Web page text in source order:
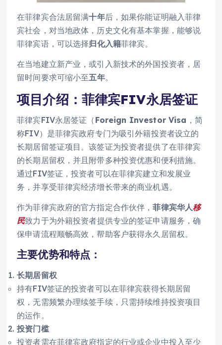
在菲律宾合法居留满十年后，如果你能证明融入菲律
宾社会，对当地政体，历史文化有基本掌握，能够说
菲律宾语，可以选择归化入籍菲律宾。
在当地建立新产业，或引入新技术的外国投资者，居
留时间要求可缩小至五年。
项目介绍：菲律宾FIV永居签证
菲律宾FIV永居签证（ Foreign Investor Visa ，简
称FIV）是菲律宾政府专门为吸引外籍投资者设立的
长期居留签证项目。该签证为投资者提供了在菲律宾
的长期居留权，并且附带多种投资优惠和便利措施。
通过FIV签证，投资者可以在菲律宾建立和发展业
务，并享受菲律宾经济增长带来的商业机遇。
作为菲律宾政府的官方指定合作伙伴，菲律宾华人移
民致力于为外籍投资者提供专业的签证申请服务，确
保申请流程顺畅高效，帮助客户获得永久居留权。
主要优势和特点：
长期居留权
持有FIV签证的投资者可以在菲律宾获得长期居留
权，无需频繁办理续签手续，只需持续维持投资项目
的运作。
投资门槛
投资者需在菲律宾政府指定的行业或企业中投入至少